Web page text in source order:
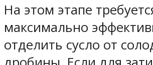
На этом этапе
максимально
отделить сусло от